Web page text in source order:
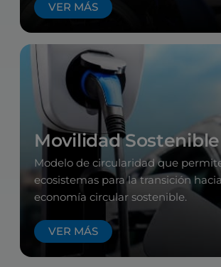
VER MÁS
Movilidad Sostenible
Modelo de circularidad que
ecosistemas para la transición
economía circular sostenible.
VER MÁS